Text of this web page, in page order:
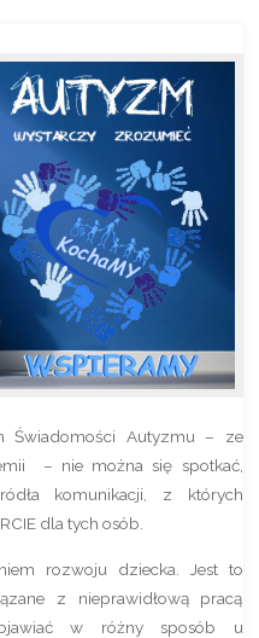
Świadomości Autyzmu – ze
– nie można się spotkać,
komunikacji, z których
dla tych osób.
rozwoju dziecka. Jest to
z nieprawidłową pracą
w różny sposób u